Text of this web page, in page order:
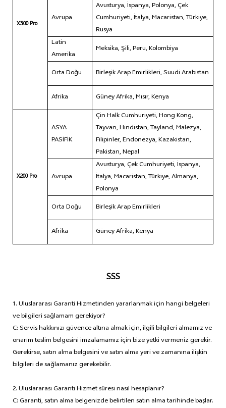
X300 Pro
Avrupa
Avusturya, İspanya, Polonya, Çek
Cumhuriyeti, İtalya, Macaristan, Türkiye,
Rusya
Latin
Amerika
Meksika, Şili, Peru, Kolombiya
Orta Doğu Birleşik Arap Emirlikleri, Suudi Arabistan
Afrika Güney Afrika, Mısır, Kenya
X200 Pro
ASYA
PASİFİK
Çin Halk Cumhuriyeti, Hong Kong,
Tayvan, Hindistan, Tayland, Malezya,
Filipinler, Endonezya, Kazakistan,
Pakistan, Nepal
Avrupa
Avusturya, Çek Cumhuriyeti, İspanya,
İtalya, Macaristan, Türkiye, Almanya,
Polonya
Orta Doğu
Birleşik Arap Emirlikleri
Afrika Güney Afrika, Kenya
SSS
1. Uluslararası Garanti Hizmetinden yararlanmak için hangi belgeleri
ve bilgileri sağlamam gerekiyor?
C: Servis hakkınızı güvence altına almak için, ilgili bilgileri almamız ve
onarım teslim belgesini imzalamamız için bize yetki vermeniz gerekir.
Gerekirse, satın alma belgesini ve satın alma yeri ve zamanına ilişkin
bilgileri de sağlamanız gerekebilir.
2. Uluslararası Garanti Hizmet süresi nasıl hesaplanır?
C: Garanti, satın alma belgenizde belirtilen satın alma tarihinde başlar.